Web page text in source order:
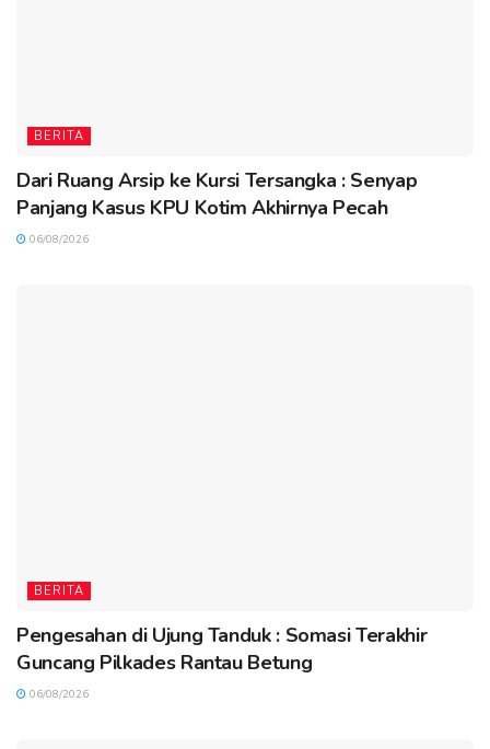
BERITA
Dari Ruang Arsip ke Kursi Tersangka : Senyap
Panjang Kasus KPU Kotim Akhirnya Pecah
06/08/2026
BERITA
Pengesahan di Ujung Tanduk : Somasi Terakhir
Guncang Pilkades Rantau Betung
06/08/2026